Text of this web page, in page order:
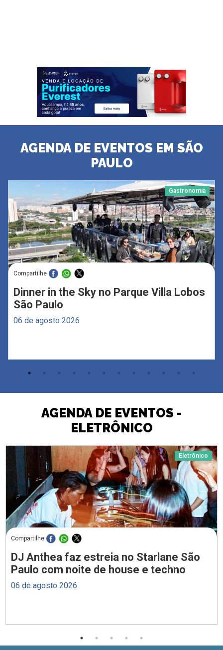
AGENDA DE EVENTOS EM SÃO
PAULO
Gastronomia
Compartilhe
Dinner in the Sky no Parque Villa Lobos
São Paulo
06 de agosto 2026
AGENDA DE EVENTOS -
ELETRÔNICO
Eletrônico
Compartilhe
DJ Anthea faz estreia no Starlane São
Paulo com noite de house e techno
06 de agosto 2026